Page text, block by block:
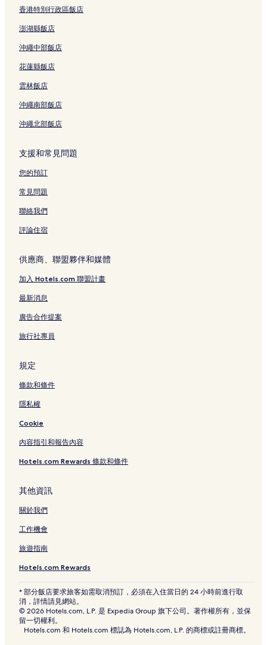
西子灣附近的飯店
高雄市電影館附近的飯店
愛河附近的飯店
玫瑰聖母聖殿主教座堂附近的飯店
漢神百貨附近的飯店
捷運獅甲站附近的飯店
高雄醫學大學附近的飯店
高雄國際會議中心附近的飯店
鰲躍龍翔附近的飯店
旗津海岸公園附近的飯店
輕軌夢時代站附近的飯店
高雄市立歷史博物館附近的飯店
高雄 85 大樓附近的飯店
統一夢時代購物中心附近的飯店
高雄飯店
光之穹頂附近的飯店
Tesl 高雄電競館附近的飯店
六合夜市附近的飯店
香港特別行政區飯店
澎湖縣飯店
沖繩中部飯店
花蓮縣飯店
雲林飯店
沖繩南部飯店
沖繩北部飯店
支援和常見問題
您的預訂
常見問題
聯絡我們
評論住宿
供應商、聯盟夥伴和媒體
加入 Hotels.com 聯盟計畫
最新消息
廣告合作提案
旅行社專員
規定
條款和條件
隱私權
Cookie
內容指引和報告內容
Hotels.com Rewards 條款和條件
其他資訊
關於我們
工作機會
旅遊指南
Hotels.com Rewards
* 部分飯店要求旅客如需取消預訂，必須在入住當日的 24 小時前進行取
消，詳情請見網站。
© 2026 Hotels.com, L.P. 是 Expedia Group 旗下公司。著作權所有，並保
留一切權利。
Hotels.com 和 Hotels.com 標誌為 Hotels.com, L.P. 的商標或註冊商標。